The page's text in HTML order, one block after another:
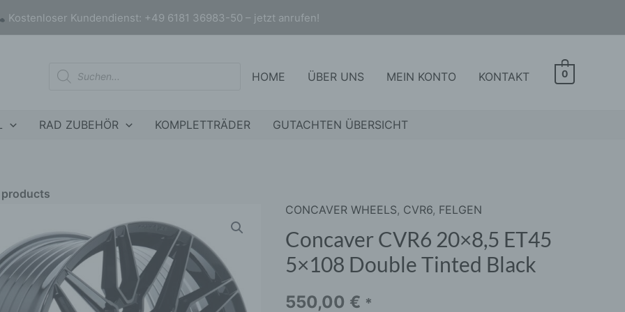
Kostenloser Kundendienst: +49 6181 36983-50 – jetzt anrufen!
Products
search
HOME ÜBER UNS MEIN KONTO KONTAKT 0
RAD ZUBEHÖR KOMPLETTRÄDER GUTACHTEN ÜBERSICHT
products
only products on sale In stock only
CONCAVER WHEELS, CVR6, FELGEN
Concaver CVR6 20×8,5 ET45
5×108 Double Tinted Black
550,00 € *
Concaver
CVR6
20x8,5
ET45
5x108